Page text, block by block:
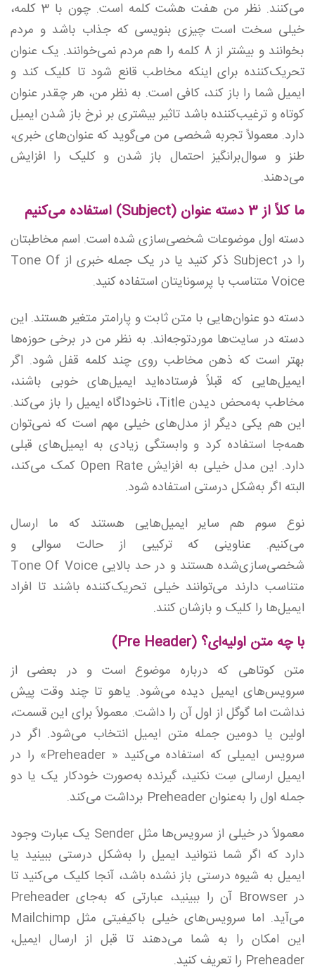
می‌کنند. نظر من هفت هشت کلمه است. چون با 3 کلمه،
خیلی سخت است چیزی بنویسی که جذاب باشد و مردم
بخوانند و بیشتر از 8 کلمه را هم مردم نمی‌خوانند. یک عنوان
تحریک‌کننده برای اینکه مخاطب قانع شود تا کلیک کند و
ایمیل شما را باز کند، کافی است. به نظر من، هر چقدر عنوان
کوتاه و ترغیب‌کننده باشد تاثیر بیشتری بر نرخ باز شدن ایمیل
دارد. معمولاً تجربه شخصی من می‌گوید که عنوان‌های خبری،
طنز و سوال‌برانگیز احتمال باز شدن و کلیک را افزایش
می‌دهند.
ما کلاً از 3 دسته عنوان (Subject) استفاده می‌کنیم
دسته اول موضوعات شخصی‌سازی شده است. اسم مخاطبتان
را در Subject ذکر کنید یا در یک جمله خبری از Tone Of
Voice متناسب با پرسونایتان استفاده کنید.
دسته دو عنوان‌هایی با متن ثابت و پارامتر متغیر هستند. این
دسته در سایت‌ها موردتوجه‌اند. به نظر من در برخی حوزه‌ها
بهتر است که ذهن مخاطب روی چند کلمه قفل شود. اگر
ایمیل‌هایی که قبلاً فرستاده‌اید ایمیل‌های خوبی باشند،
مخاطب به‌محض دیدن Title، ناخوداگاه ایمیل را باز می‌کند.
این هم یکی دیگر از مدل‌های خیلی مهم است که نمی‌توان
همه‌جا استفاده کرد و وابستگی زیادی به ایمیل‌های قبلی
دارد. این مدل خیلی به افزایش Open Rate کمک می‌کند،
البته اگر به‌شکل درستی استفاده شود.
نوع سوم هم سایر ایمیل‌هایی هستند که ما ارسال
می‌کنیم. عناوینی که ترکیبی از حالت سوالی و
شخصی‌سازی‌شده‌ هستند و در حد بالایی Tone Of Voice
متناسب دارند می‌توانند خیلی تحریک‌کننده باشند تا افراد
ایمیل‌ها را کلیک و بازشان کنند.
با چه متن اولیه‌ای؟ (Pre Header)
متن کوتاهی که درباره موضوع است و در بعضی از
سرویس‌های ایمیل دیده می‌شود. یاهو تا چند وقت پیش
نداشت اما گوگل از اول آن را داشت. معمولاً برای این قسمت،
اولین یا دومین جمله متن ایمیل انتخاب می‌شود. اگر در
سرویس ایمیلی که استفاده می‌کنید « Preheader» را در
ایمیل ارسالی سِت نکنید، گیرنده به‌صورت خودکار یک یا دو
جمله اول را به‌عنوان Preheader برداشت می‌کند.
معمولاً در خیلی از سرویس‌ها مثل Sender یک عبارت وجود
دارد که اگر شما نتوانید ایمیل را به‌شکل درستی ببینید یا
ایمیل به شیوه درستی باز نشده باشد، آنجا کلیک می‌کنید تا
در Browser آن را ببینید، عبارتی که به‌جای Preheader
می‌آید. اما سرویس‌های خیلی باکیفیتی مثل Mailchimp
این امکان را به شما می‌دهند تا قبل از ارسال ایمیل،
Preheader را تعریف کنید.